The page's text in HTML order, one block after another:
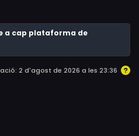
tota una presa de
a cap plataforma de
2 d'agost de 2026 a les 23:36